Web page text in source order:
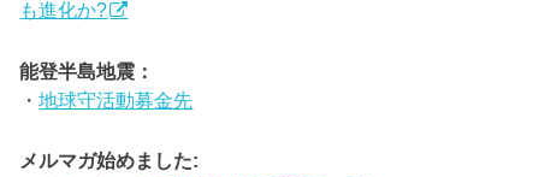
も進化か?
能登半島地震：
・地球守活動募金先
メルマガ始めました: